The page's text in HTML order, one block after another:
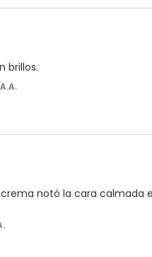
brillos.
A.A.
notó la cara calmada